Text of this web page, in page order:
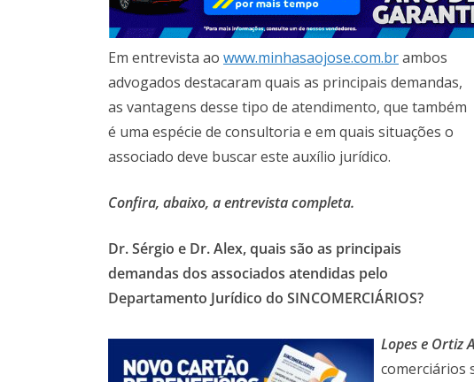
Em entrevista ao www.minhasaojose.com.brambos
advogados destacaram quais as principais demandas,
as vantagens desse tipo de atendimento, que também
é uma espécie de consultoria e em quais situações o
associado deve buscar este auxílio jurídico.
Confira, abaixo, a entrevista completa.
Dr. Sérgio e Dr. Alex, quais são as principais
demandas dos associados atendidas pelo
Departamento Jurídico do SINCOMERCIÁRIOS?
Lopes e Ortiz
comerciários